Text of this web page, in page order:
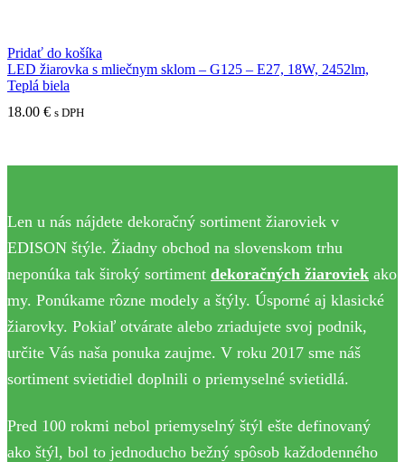
Pridať do košíka
LED žiarovka s mliečnym sklom – G125 – E27, 18W, 2452lm,
Teplá biela
18.00 € s DPH
Len u nás nájdete dekoračný sortiment žiaroviek v
EDISON štýle. Žiadny obchod na slovenskom trhu
neponúka tak široký sortiment dekoračných žiaroviek ako
my. Ponúkame rôzne modely a štýly. Úsporné aj klasické
žiarovky. Pokiaľ otvárate alebo zriadujete svoj podnik,
určite Vás naša ponuka zaujme. V roku 2017 sme náš
sortiment svietidiel doplnili o priemyselné svietidlá.
Pred 100 rokmi nebol priemyselný štýl ešte definovaný
ako štýl, bol to jednoducho bežný spôsob každodenného